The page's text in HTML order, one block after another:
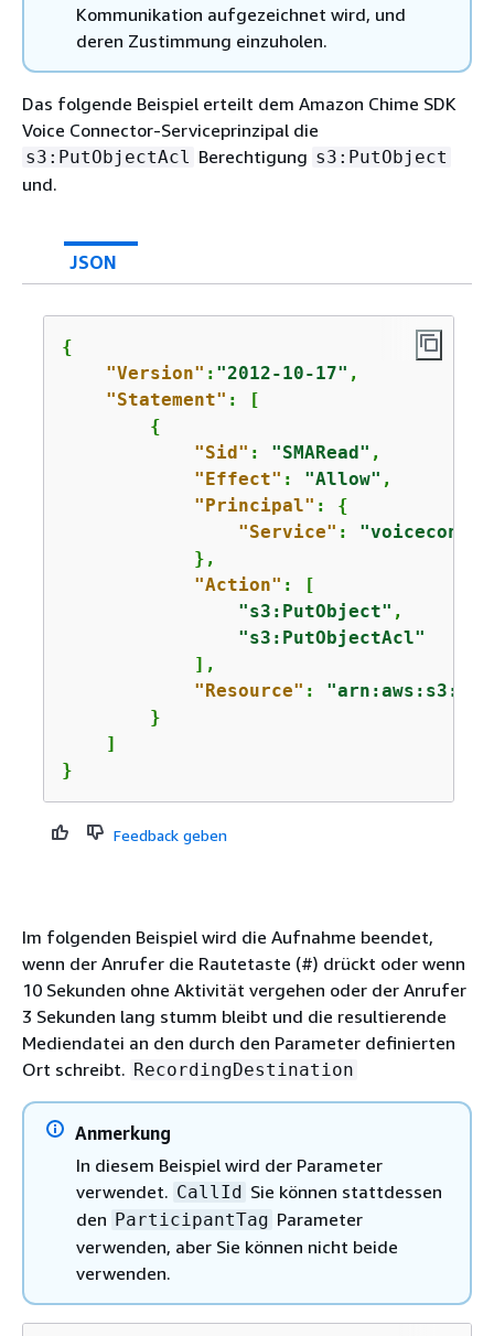
Kommunikation aufgezeichnet wird, und
deren Zustimmung einzuholen.
Das folgende Beispiel erteilt dem Amazon Chime SDK
Voice Connector-Serviceprinzipal die
s3:PutObjectAcl Berechtigung s3:PutObject
und.
JSON
{
"Version" : "2012-10-17" ,
"Statement" : [
{
"Sid" : "SMARead" ,
"Effect" : "Allow" ,
"Principal" : {
"Service" :
            },
"Action" : [
"s3:PutObject" ,
"s3:PutObjectAcl"
            ],
"Resource" : "arn:aws:s3:::
        }
    ]
}
Feedback geben
Im folgenden Beispiel wird die Aufnahme beendet,
wenn der Anrufer die Rautetaste (#) drückt oder wenn
10 Sekunden ohne Aktivität vergehen oder der Anrufer
3 Sekunden lang stumm bleibt und die resultierende
Mediendatei an den durch den Parameter definierten
Ort schreibt. RecordingDestination
Anmerkung
In diesem Beispiel wird der Parameter
verwendet. CallId Sie können stattdessen
den ParticipantTag Parameter
verwenden, aber Sie können nicht beide
verwenden.